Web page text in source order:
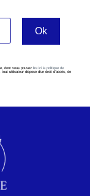
dont vous pouvez lire ici la politique de
utilisateur dispose d’un droit d’accès, de